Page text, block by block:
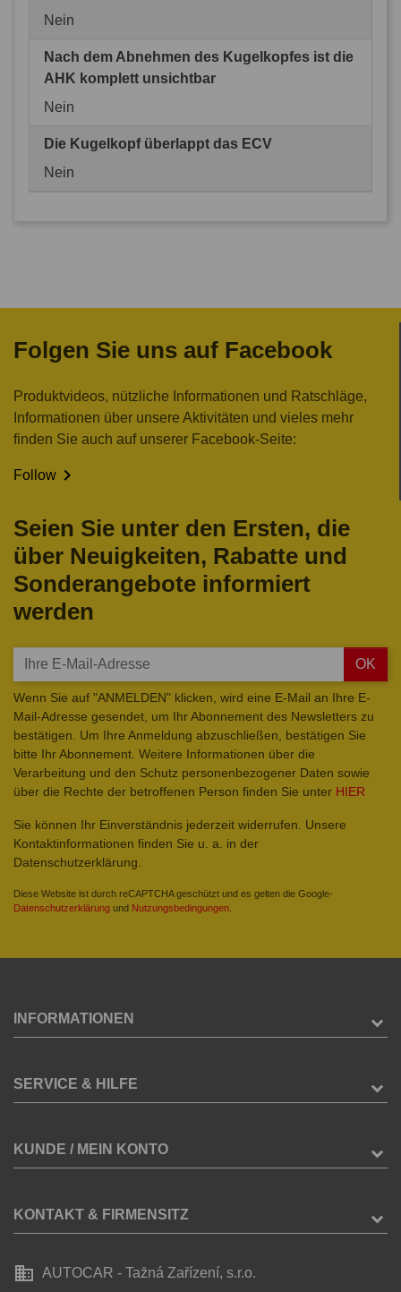
Nein
Nach dem Abnehmen des Kugelkopfes ist die
AHK komplett unsichtbar
Nein
Die Kugelkopf überlappt das ECV
Nein
Folgen Sie uns auf Facebook
Produktvideos, nützliche Informationen und Ratschläge,
Informationen über unsere Aktivitäten und vieles mehr
finden Sie auch auf unserer Facebook-Seite:
Follow 
Seien Sie unter den Ersten, die
über Neuigkeiten, Rabatte und
Sonderangebote informiert
werden
OK
Wenn Sie auf "ANMELDEN" klicken, wird eine E-Mail an Ihre E-
Mail-Adresse gesendet, um Ihr Abonnement des Newsletters zu
bestätigen. Um Ihre Anmeldung abzuschließen, bestätigen Sie
bitte Ihr Abonnement. Weitere Informationen über die
Verarbeitung und den Schutz personenbezogener Daten sowie
über die Rechte der betroffenen Person finden Sie unter HIER
Sie können Ihr Einverständnis jederzeit widerrufen. Unsere
Kontaktinformationen finden Sie u. a. in der
Datenschutzerklärung.
Diese Website ist durch reCAPTCHA geschützt und es gelten die Google-
Datenschutzerklärung und Nutzungsbedingungen
INFORMATIONEN
SERVICE & HILFE
KUNDE / MEIN KONTO
KONTAKT & FIRMENSITZ
business AUTOCAR - Tažná Zařízení, s.r.o.